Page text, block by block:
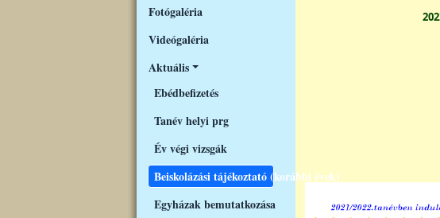
Fotógaléria
Videógaléria
Aktuális
Ebédbefizetés
Tanév helyi prg
Év végi vizsgák
Beiskolázási tájékoztató (korábbi évek)
Egyházak bemutatkozása